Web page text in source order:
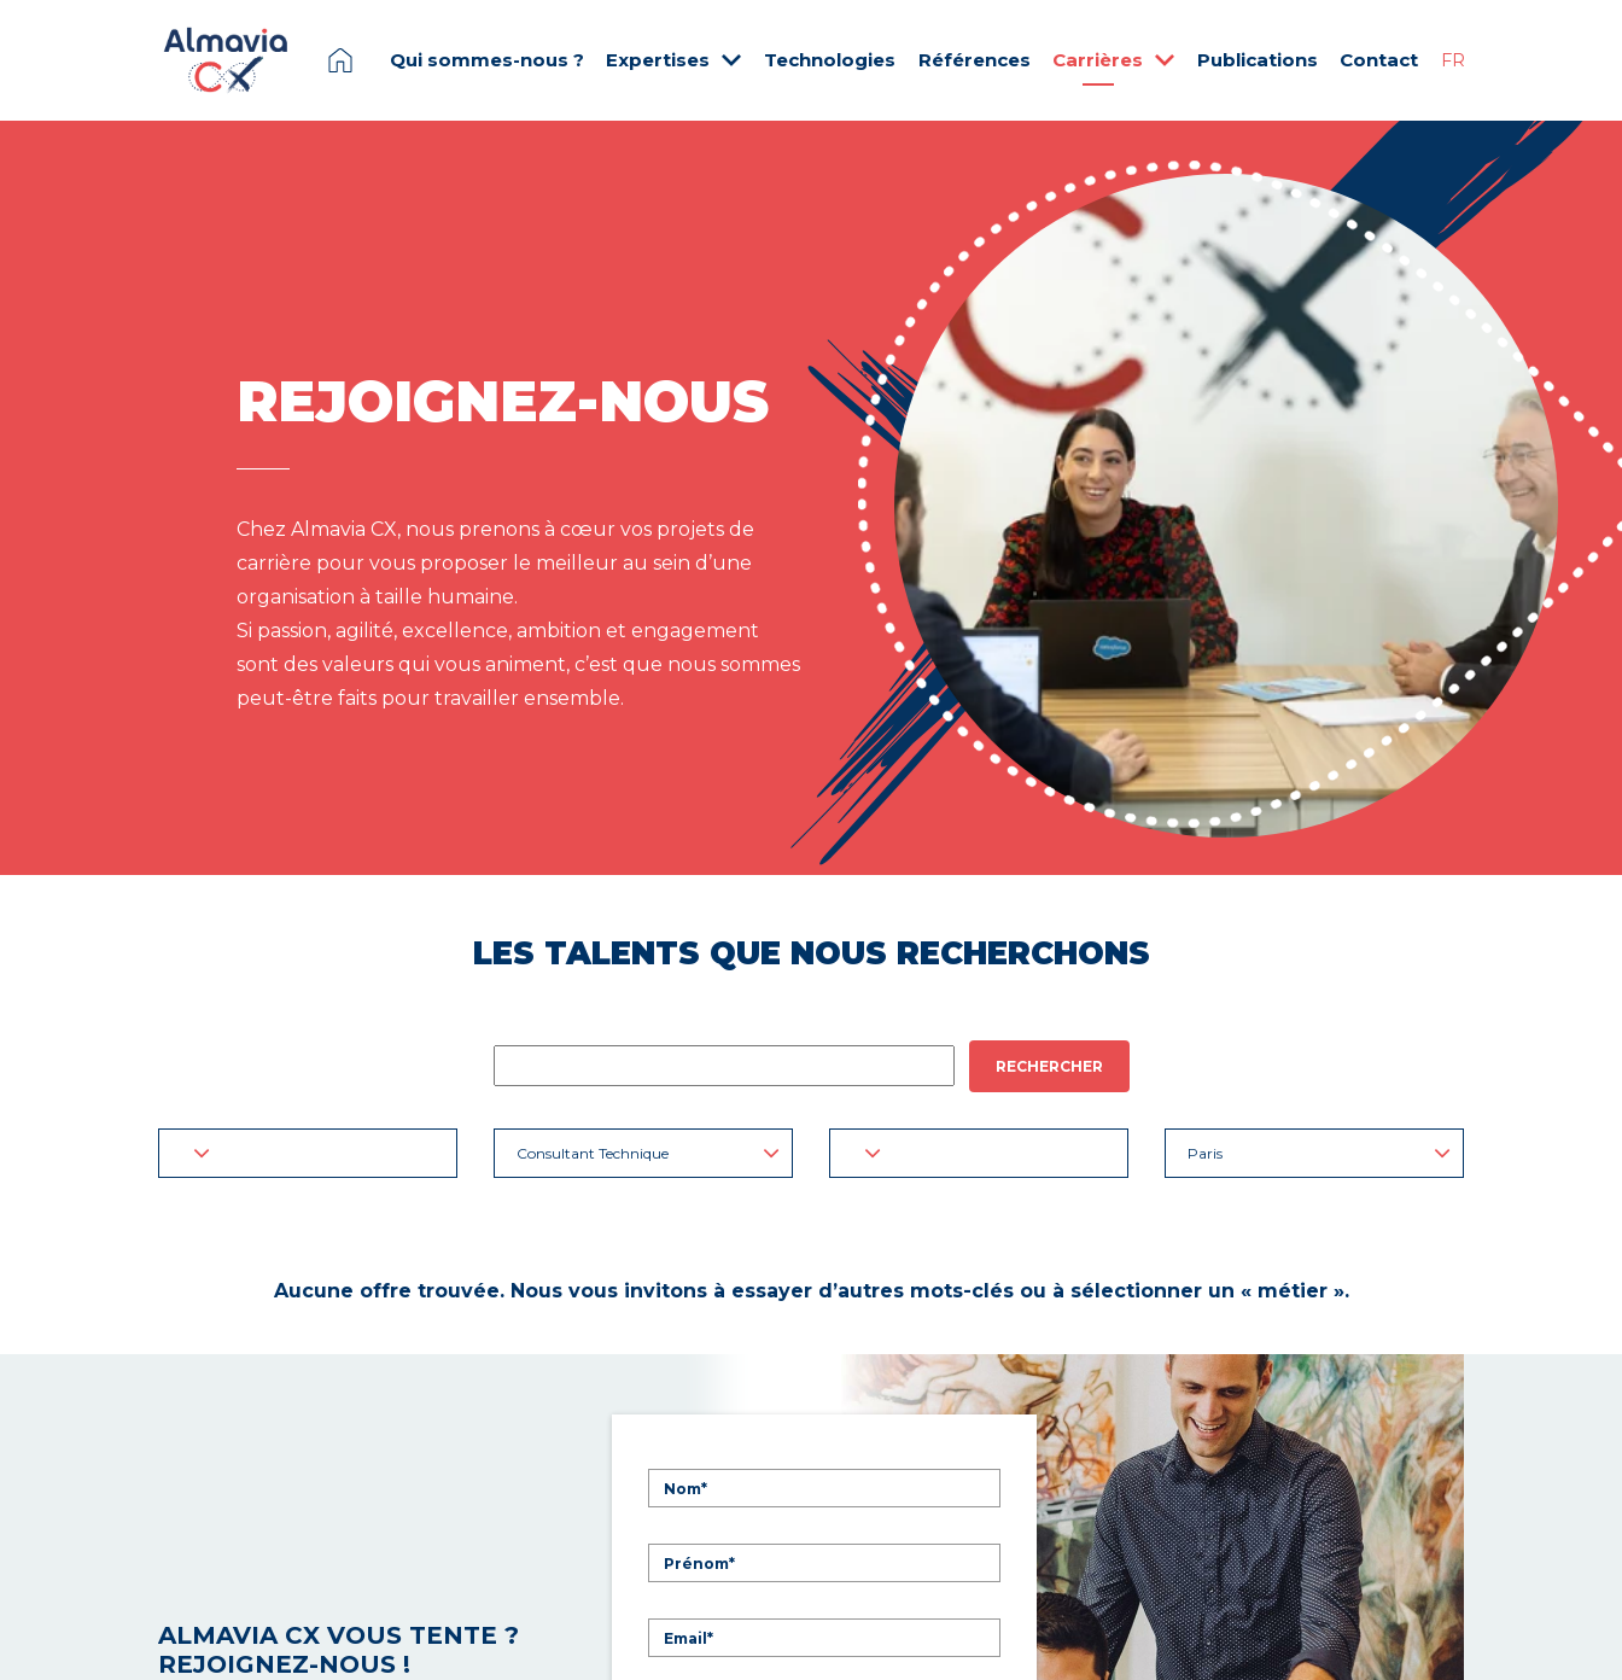
Qui sommes-nous ? Expertises Technologies Références Carrières Publications Contact FR
REJOIGNEZ-NOUS
Chez Almavia CX, nous prenons à cœur vos projets de
carrière pour vous proposer le meilleur au sein d’une
organisation à taille humaine.
Si passion, agilité, excellence, ambition et engagement
sont des valeurs qui vous animent, c’est que nous sommes
peut-être faits pour travailler ensemble.
LES TALENTS QUE NOUS RECHERCHONS
RECHERCHER
Consultant Technique Paris
Aucune offre trouvée. Nous vous invitons à essayer d’autres mots-clés ou à sélectionner un « métier ».
ALMAVIA CX VOUS TENTE ?
REJOIGNEZ-NOUS !